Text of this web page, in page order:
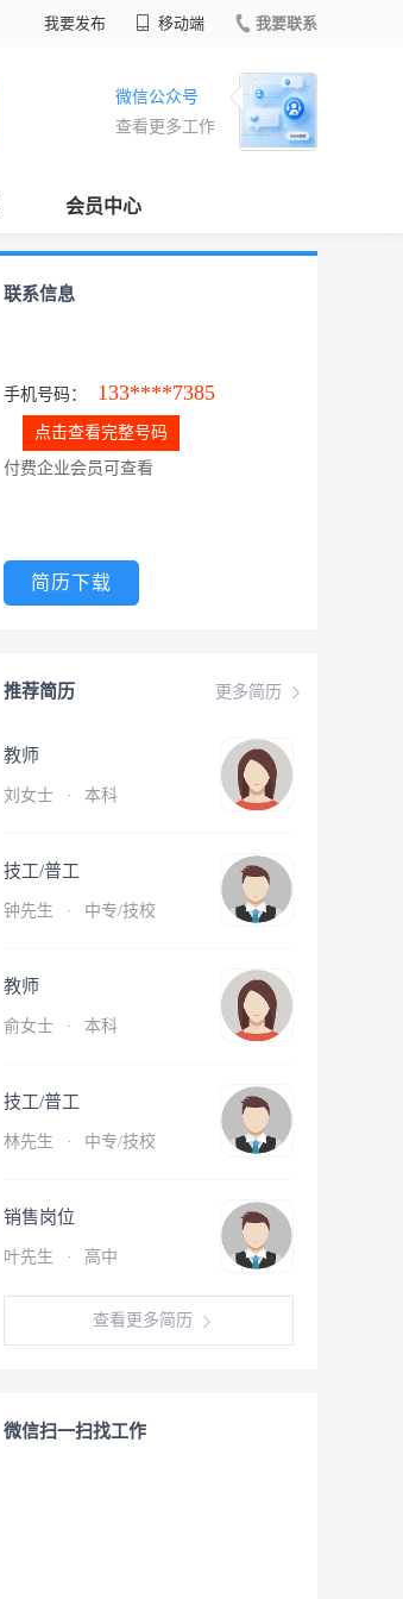
我要发布 移动端 我要联系
微信公众号
查看更多工作
会员中心
联系信息
手机号码： 133****7385
点击查看完整号码
付费企业会员可查看
简历下载
更多简历
推荐简历
教师
刘女士 · 本科
技工/普工
钟先生 · 中专/技校
教师
俞女士 · 本科
技工/普工
林先生 · 中专/技校
销售岗位
叶先生 · 高中
查看更多简历
微信扫一扫找工作